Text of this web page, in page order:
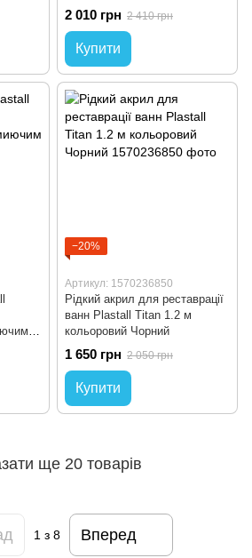
2 010 грн 2 410 грн
Купити
−20%
Артикул: 1570236850
Рідкий акрил для реставрації
ванн Plastall Titan 1.2 м
кольоровий Чорний
1 650 грн 2 050 грн
Купити
ще 20 товарів
1 з 8 Вперед